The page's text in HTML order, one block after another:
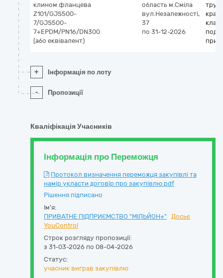
клином фланцева
Z101/GJS500-
7/GJS500-
7+EPDM/PN16/DN300
(або еквівалент)
область м.Сміла
вул.Незалежності,
37
по 31-12-2026
+ Інформація по лоту
- Пропозиції
Кваліфікація Учасників
Інформація про Переможця
Протокол визначення переможця закупівлі та
намір укласти договір про закупівлю.pdf
Рішення підписано
Ім'я:
ПРИВАТНЕ ПІДПРИЄМСТВО "МІЛЬЙОН+"
Досьє
YouControl
Строк розгляду пропозиції:
з 31-03-2026 по 08-04-2026
Статус:
учасник виграв закупівлю